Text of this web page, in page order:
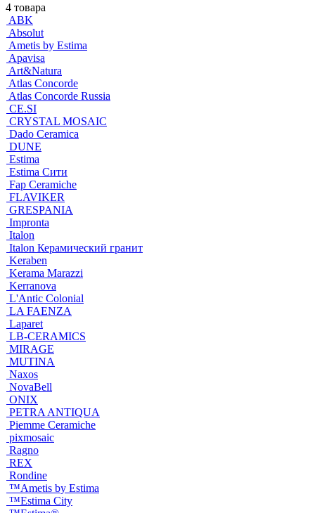
4 товара
ABK
Absolut
Ametis by Estima
Apavisa
Art&Natura
Atlas Concorde
Atlas Concorde Russia
CE.SI
CRYSTAL MOSAIC
Dado Ceramica
DUNE
Estima
Estima Cити
Fap Ceramiche
FLAVIKER
GRESPANIA
Impronta
Italon
Italon Керамический гранит
Keraben
Kerama Marazzi
Kerranova
L'Antic Colonial
LA FAENZA
Laparet
LB-CERAMICS
MIRAGE
MUTINA
Naxos
NovaBell
ONIX
PETRA ANTIQUA
Piemme Ceramiche
pixmosaic
Ragno
REX
Rondine
™Ametis by Estima
™Estima City